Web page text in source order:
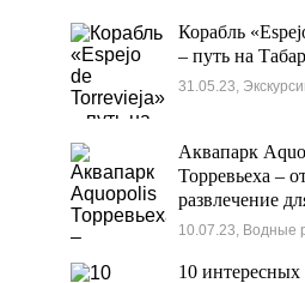
Корабль
– путь на
31.05.23,
Аквапарк
Торревьеха –
развлечение
взрослых
10.07.23, Водные
10